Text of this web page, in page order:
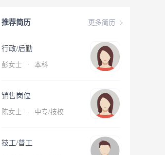
更多简历
推荐简历
行政/后勤
彭女士 · 本科
销售岗位
陈女士 · 中专/技校
技工/普工